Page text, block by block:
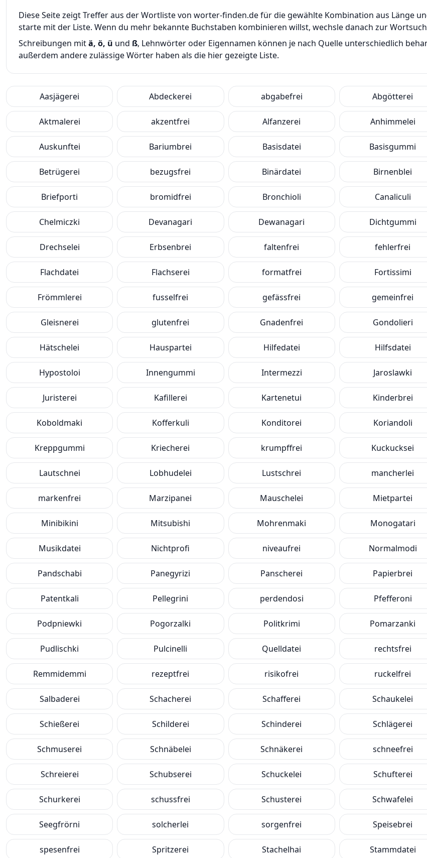
Diese Seite zeigt Treffer aus der Wortliste von worter-finden.de für die gewählte Kombination aus Länge
starte mit der Liste. Wenn du mehr bekannte Buchstaben kombinieren willst, wechsle danach zur
Schreibungen mitä, ö, ü und ß, Lehnwörter oder Eigennamen können je nach Quelle unterschiedlich
außerdem andere zulässige Wörter haben als die hier gezeigte Liste.
Aasjägerei Abdeckerei abgabefrei Abgötterei
Aktmalerei akzentfrei Alfanzerei Anhimmelei
Auskunftei Bariumbrei Basisdatei Basisgummi
Betrügerei bezugsfrei Binärdatei Birnenblei
Briefporti bromidfrei Bronchioli Canaliculi
Chelmiczki Devanagari Dewanagari Dichtgummi
Drechselei Erbsenbrei faltenfrei fehlerfrei
Flachdatei Flachserei formatfrei Fortissimi
Frömmlerei fusselfrei gefässfrei gemeinfrei
Gleisnerei glutenfrei Gnadenfrei Gondolieri
Hätschelei Hauspartei Hilfedatei Hilfsdatei
Hypostoloi Innengummi Intermezzi Jaroslawki
Juristerei Kafillerei Kartenetui Kinderbrei
Koboldmaki Kofferkuli Konditorei Koriandoli
Kreppgummi Kriecherei krumpffrei Kuckucksei
Lautschnei Lobhudelei Lustschrei mancherlei
markenfrei Marzipanei Mauschelei Mietpartei
Minibikini Mitsubishi Mohrenmaki Monogatari
Musikdatei Nichtprofi niveaufrei Normalmodi
Pandschabi Panegyrizi Panscherei Papierbrei
Patentkali Pellegrini perdendosi Pfefferoni
Podpniewki Pogorzalki Politkrimi Pomarzanki
Pudlischki Pulcinelli Quelldatei rechtsfrei
Remmidemmi rezeptfrei risikofrei ruckelfrei
Salbaderei Schacherei Schafferei Schaukelei
Schießerei Schilderei Schinderei Schlägerei
Schmuserei Schnäbelei Schnäkerei schneefrei
Schreierei Schubserei Schuckelei Schufterei
Schurkerei schussfrei Schusterei Schwafelei
Seegfrörni solcherlei sorgenfrei Speisebrei
spesenfrei Spritzerei Stachelhai Stammdatei